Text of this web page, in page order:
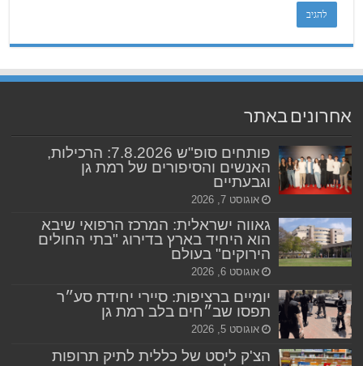
אחרונים באתר
פותחים סופ"ש 7.8.2026: הרכילות,
האנשים והסיפורים של רמת גן
וגבעתיים
אוגוסט 7, 2026
גאווה ישראלית: המרכז הרפואי שיבא
הוא היחיד בארץ בדירוג "בתי החולים
הירוקים" בעולם
אוגוסט 6, 2026
יומיים ברציפות: סיירי יחידת סע״ר
תפסו שב״חים בלב רמת גן
אוגוסט 5, 2026
הצ'ק ליסט של כללית לתיק תרופות